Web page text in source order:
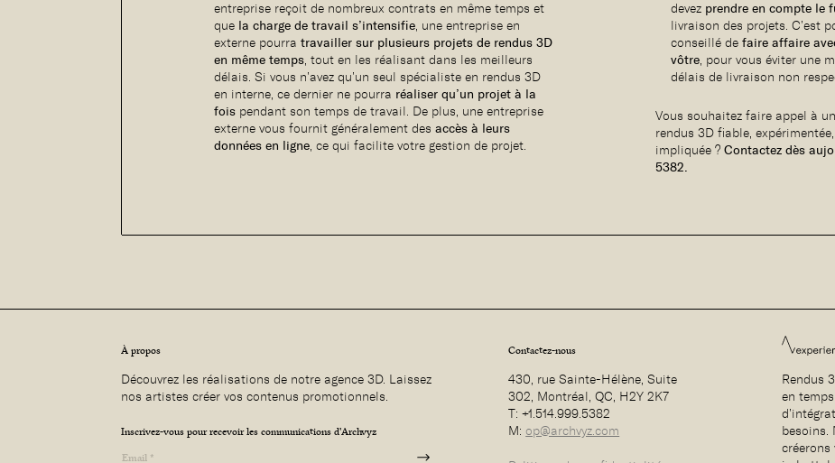
entreprise reçoit de nombreux contrats en même temps et
que la charge de travail s’intensifie, une entreprise en
externe pourratravailler sur plusieurs projets de rendus 3D
en même temps, tout en les réalisant dans les meilleurs
délais. Si vous n’avez qu’un seul spécialiste en rendus 3D
en interne, ce dernier ne pourra réaliser qu’un projet à la
fois pendant son temps de travail. De plus, une entreprise
externe vous fournit généralement desaccès à leurs
données en ligne, ce qui facilite votre gestion de projet.
devez prendre en compte le
livraison des projets. C’est
conseillé defaire affaire
vôtre, pour vous éviter une
délais de livraison non
Vous souhaitez faire appel à
rendus 3D fiable,
impliquée ?Contactez dès
5382.
À propos
Découvrez les réalisations de notre agence 3D. Laissez
nos artistes créer vos contenus promotionnels.
Inscrivez-vous pour recevoir les communications d'Archvyz
Contactez-nous
430, rue Sainte-Hélène, Suite
302, Montréal, QC, H2Y 2K7
T: +1.514.999.5382
M: op@archvyz.com
Rendus
en
besoins.
créerons